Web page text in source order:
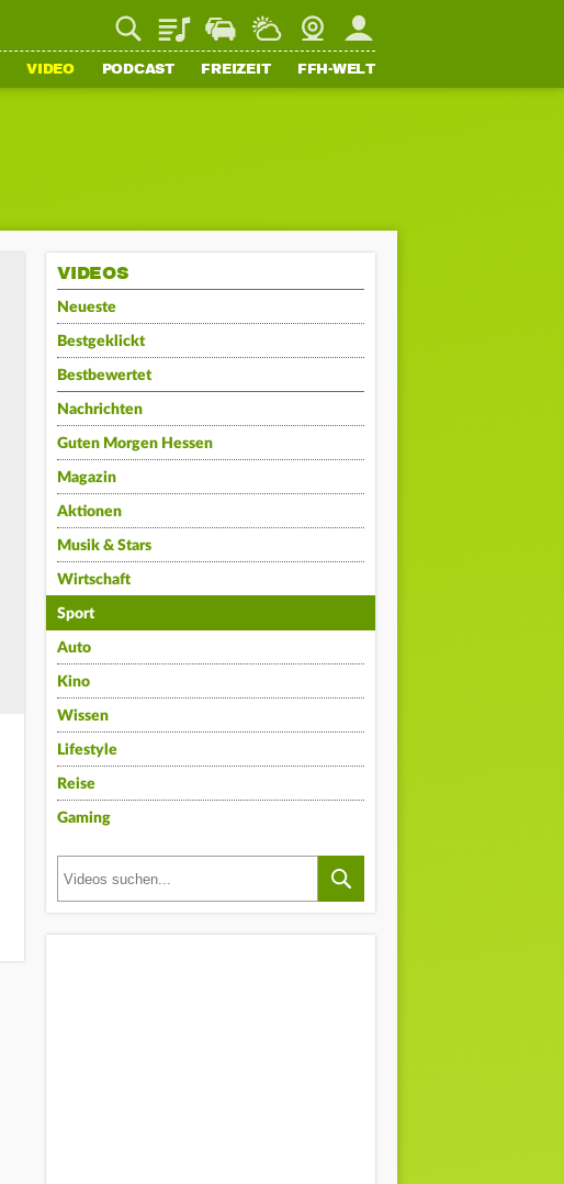
PlaylistStaupilotWetterWebcamMein FFH
VIDEO PODCAST FREIZEIT FFH-WELT
VIDEOS
Neueste
Bestgeklickt
Bestbewertet
Nachrichten
Guten Morgen Hessen
Magazin
Aktionen
Musik & Stars
Wirtschaft
Sport
Auto
Kino
Wissen
Lifestyle
Reise
Gaming